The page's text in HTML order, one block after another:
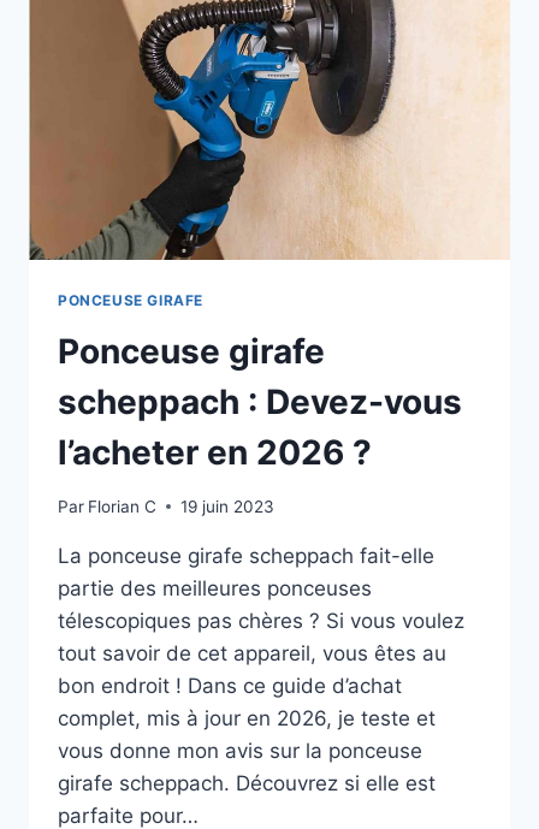
DE
2026
PONCEUSE GIRAFE
Ponceuse girafe
scheppach : Devez-vous
l’acheter en 2026 ?
Par Florian C 19 juin 2023
La ponceuse girafe scheppach fait-elle
partie des meilleures ponceuses
télescopiques pas chères ? Si vous voulez
tout savoir de cet appareil, vous êtes au
bon endroit ! Dans ce guide d’achat
complet, mis à jour en 2026, je teste et
vous donne mon avis sur la ponceuse
girafe scheppach. Découvrez si elle est
parfaite pour…